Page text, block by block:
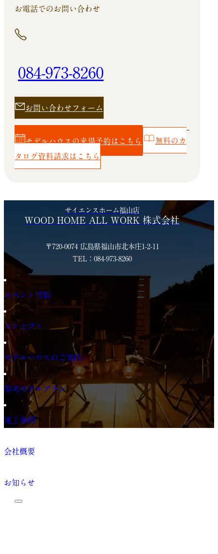
お電話でのお問い合わせ
084-973-8260
お問い合わせフォーム
モデルハウスの来場予約はこちら
無料のカ
タログ資料請求はこちら
サイエンスホーム福山店
WOOD HOME ALL WORK 株式会社
〒720-0074 広島県福山市北本庄1-2-11
TEL：084-973-8260
イベント情報
コンセプト
モデルハウスのご案内
参考モデルプラン
施工事例
会社概要
お知らせ